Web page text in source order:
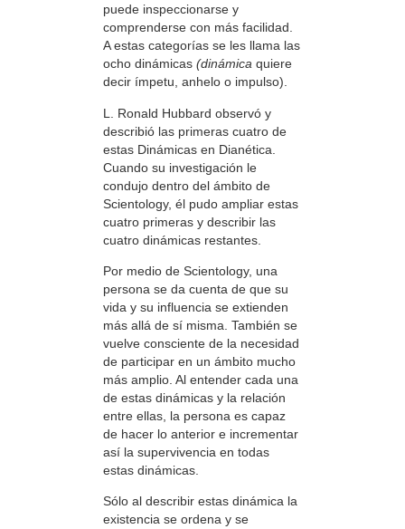
puede inspeccionarse y
comprenderse con más facilidad.
A estas categorías se les llama las
ocho dinámicas (dinámica quiere
decir ímpetu, anhelo o impulso).
L. Ronald Hubbard observó y
describió las primeras cuatro de
estas Dinámicas en Dianética.
Cuando su investigación le
condujo dentro del ámbito de
Scientology, él pudo ampliar estas
cuatro primeras y describir las
cuatro dinámicas restantes.
Por medio de Scientology, una
persona se da cuenta de que su
vida y su influencia se extienden
más allá de sí misma. También se
vuelve consciente de la necesidad
de participar en un ámbito mucho
más amplio. Al entender cada una
de estas dinámicas y la relación
entre ellas, la persona es capaz
de hacer lo anterior e incrementar
así la supervivencia en todas
estas dinámicas.
Sólo al describir estas dinámica la
existencia se ordena y se